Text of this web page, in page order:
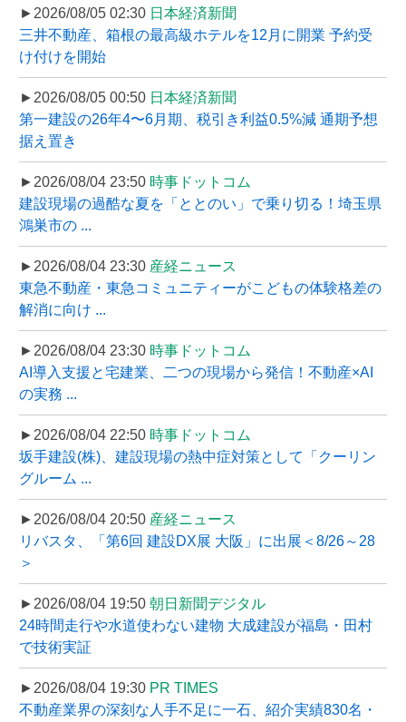
►2026/08/05 02:30 日本経済新聞
三井不動産、箱根の最高級ホテルを12月に開業 予約受
け付けを開始
►2026/08/05 00:50 日本経済新聞
第一建設の26年4〜6月期、税引き利益0.5%減 通期予想
据え置き
►2026/08/04 23:50 時事ドットコム
建設現場の過酷な夏を「ととのい」で乗り切る！埼玉県
鴻巣市の ...
►2026/08/04 23:30 産経ニュース
東急不動産・東急コミュニティーがこどもの体験格差の
解消に向け ...
►2026/08/04 23:30 時事ドットコム
AI導入支援と宅建業、二つの現場から発信！不動産×AI
の実務 ...
►2026/08/04 22:50 時事ドットコム
坂手建設(株)、建設現場の熱中症対策として「クーリン
グルーム ...
►2026/08/04 20:50 産経ニュース
リバスタ、「第6回 建設DX展 大阪」に出展＜8/26～28
＞
►2026/08/04 19:50 朝日新聞デジタル
24時間走行や水道使わない建物 大成建設が福島・田村
で技術実証
►2026/08/04 19:30 PR TIMES
不動産業界の深刻な人手不足に一石、紹介実績830名・